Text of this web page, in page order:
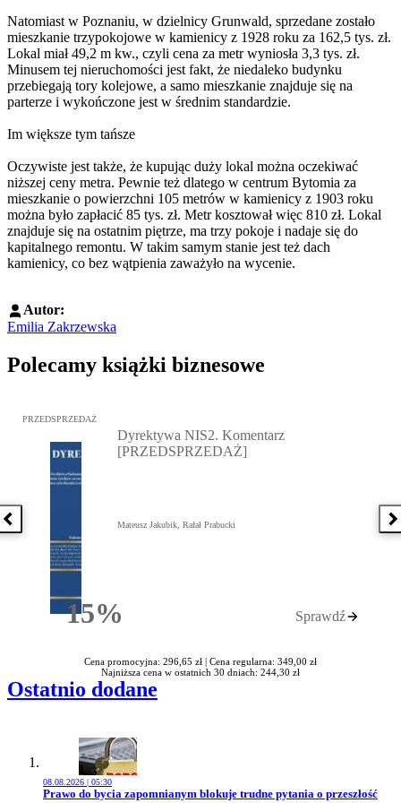
Natomiast w Poznaniu, w dzielnicy Grunwald, sprzedane zostało
mieszkanie trzypokojowe w kamienicy z 1928 roku za 162,5 tys. zł.
Lokal miał 49,2 m kw., czyli cena za metr wyniosła 3,3 tys. zł.
Minusem tej nieruchomości jest fakt, że niedaleko budynku
przebiegają tory kolejowe, a samo mieszkanie znajduje się na
parterze i wykończone jest w średnim standardzie.
Im większe tym tańsze
Oczywiste jest także, że kupując duży lokal można oczekiwać
niższej ceny metra. Pewnie też dlatego w centrum Bytomia za
mieszkanie o powierzchni 105 metrów w kamienicy z 1903 roku
można było zapłacić 85 tys. zł. Metr kosztował więc 810 zł. Lokal
znajduje się na ostatnim piętrze, ma trzy pokoje i nadaje się do
kapitalnego remontu. W takim samym stanie jest też dach
kamienicy, co bez wątpienia zaważyło na wycenie.
Autor:
Emilia Zakrzewska
Polecamy książki biznesowe
Poprzednia książka
Przejdź do: Dyrektywa NIS2. Komentarz [PRZEDSPRZEDAŻ],
PRZEDSPRZEDAŻ
15%Rabatu
Dyrektywa NIS2. Komentarz
[PRZEDSPRZEDAŻ]
Mateusz Jakubik, Rafał Prabucki
Sprawdź
Cena promocyjna: 296,65 zł | Cena regularna: 349,00 zł
Najniższa cena w ostatnich 30 dniach: 244,30 zł
Ostatnio dodane
08.08.2026 | 05:30
Przejdź do artykułu:
Prawo do bycia zapomnianym blokuje trudne pytania o przeszłość